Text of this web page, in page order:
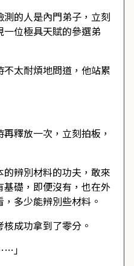
測的人是內門弟子，立刻
位極具天賦的參選弟
不太耐煩地問道，他站累
釋放一次，立刻拍板，
辨別材料的功夫，敢來
礎，即便沒有，也在外
多少能辨別些材料。
成功拿到了零分。
」